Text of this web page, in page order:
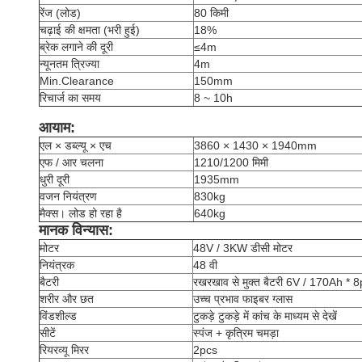
रेंज (लोड)
80 किमी
चढ़ाई की क्षमता (भरी हुई)
18%
ब्रेक लगाने की दूरी
≤4m
न्यूनतम त्रिज्या
4m
Min.Clearance
150mm
रिचार्ज का समय
8 ~ 10h
आयाम:
एल × डब्ल्यू × एच
3860 × 1430 × 1940mm
एफ / आर चलना
1210/1200 मिमी
धुरी दूरी
1935mm
वजन नियंत्रण
830kg
मैक्स। लोड हो रहा है
640kg
मानक विन्यास:
मोटर
48V / 3KW डीसी मोटर
नियंत्रक
48 वी
बैटरी
रखरखाव से मुक्त बैटरी 6V / 170Ah *
शरीर और छत
उच्च प्रभाव फाइबर ग्लास
विंडशील्ड
टुकड़े टुकड़े में कांच के माध्यम से देखें
सीटें
स्पंज + कृत्रिम चमड़ा
रियरव्यू मिरर
2pcs